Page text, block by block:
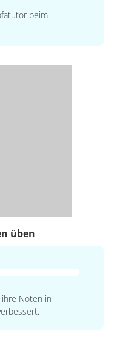
beim
üben
Noten in